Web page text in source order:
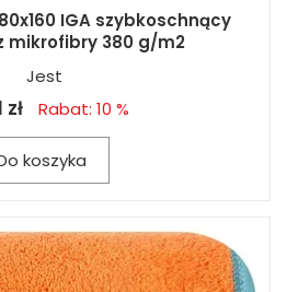
IGA szybkoschnący
mikrofibry 380 g/m2
Jest
Rabat: 10 %
koszyka